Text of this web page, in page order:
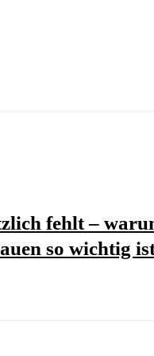
fehlt –
so wichtig